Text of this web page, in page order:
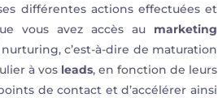
différentes actions effectuées et
vous avez accès au marketing
c’est-à-dire de maturation
à vos leads, en fonction de leurs
de contact et d’accélérer ainsi